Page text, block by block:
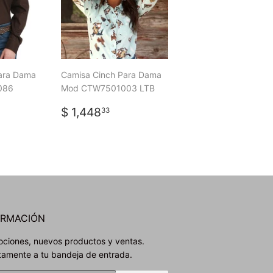
Dama
Camisa Cinch Para Dama
Mod CTW7501003 LTB
PRECIO
HABITUAL
$ 1,44833
nuevos productos y ventas.
a tu bandeja de entrada.